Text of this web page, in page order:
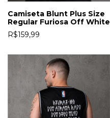
Camiseta Blunt Plus Size
Regular Furiosa Off White
R$159,99